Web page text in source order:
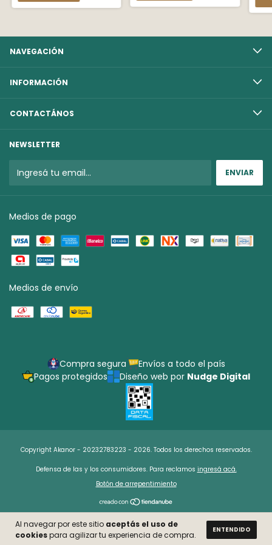
Al navegar por este sitio aceptás el uso de
cookiespara agilizar tu experiencia de compra.
ENTENDIDO
NAVEGACIÓN
INFORMACIÓN
CONTACTÁNOS
NEWSLETTER
Medios de pago
Medios de envío
Compra segura
Envíos a todo el país
Pagos protegidos
Diseño web por Nudge Digital
Copyright Akanor - 20232783223 - 2026. Todos los derechos reservados.
Defensa de las y los consumidores. Para reclamos ingresá acá.
Botón de arrepentimiento